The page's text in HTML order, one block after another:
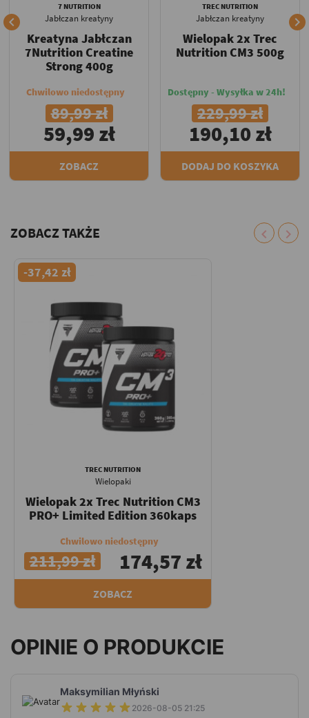

7 NUTRITION
Jabłczan kreatyny
Kreatyna Jabłczan
7Nutrition Creatine
Strong 400g
Chwilowo niedostępny
89,99 zł
59,99 zł
ZOBACZ
TREC NUTRITION
Jabłczan kreatyny
Wielopak 2x Trec
Nutrition CM3 500g
Dostępny - Wysyłka w 24h!
229,99 zł
190,10 zł
DODAJ DO KOSZYKA

ZOBACZ TAKŻE chevron_right
chevron_left
-37,42 zł
TREC NUTRITION
Wielopaki
Wielopak 2x Trec Nutrition CM3
PRO+ Limited Edition 360kaps
Chwilowo niedostępny
211,99 zł 174,57 zł
ZOBACZ
OPINIE O PRODUKCIE
Maksymilian Młyński
2026-08-05 21:25